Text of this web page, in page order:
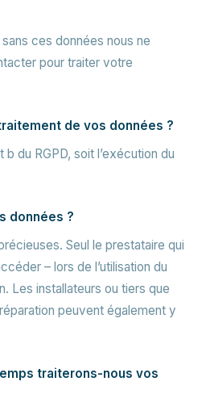
ces données nous ne
pour traiter votre
de vos données ?
b du RGPD, soit l’exécution du
données ?
Seul le prestataire qui
– lors de l’utilisation du
Les installateurs ou tiers que
peuvent également y
traiterons-nous vos